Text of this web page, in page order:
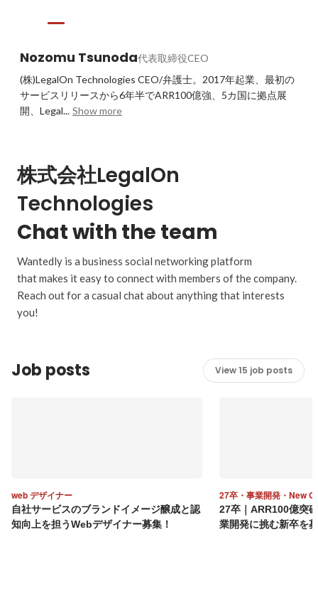
Nozomu Tsunoda代表取締役CEO
(株)LegalOn Technologies CEO/弁護士。2017年起業、最初の
サービスリリースから6年半でARR100億強、5カ国に拠点展
開、Legal... Show more
株式会社LegalOn
Technologies
Chat with the team
Wantedly is a business social networking platform
that makes it easy to connect with members of the company.
Reach out for a casual chat about anything that interests
you!
Job posts View 15 job posts
web デザイナー
自社サービスのブランドイメージ醸成と認
知向上を担うWebデザイナー募集！
27卒・事業開発・New
27卒｜ARR100億突
業開発に挑む新卒を